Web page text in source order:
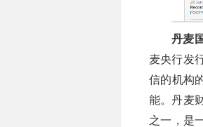
丹麦
麦央行发
信的机构
能。丹麦
之一，是